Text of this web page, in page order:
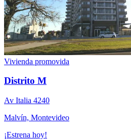
Vivienda promovida
Distrito M
Av Italia 4240
Malvín, Montevideo
¡Estrena hoy!